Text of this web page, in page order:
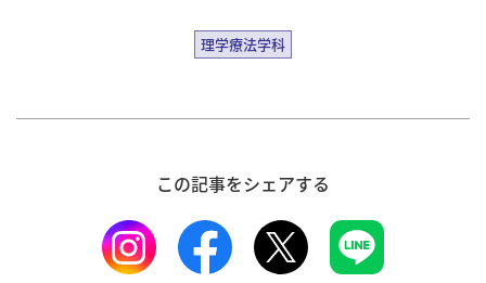
理学療法学科
この記事をシェアする